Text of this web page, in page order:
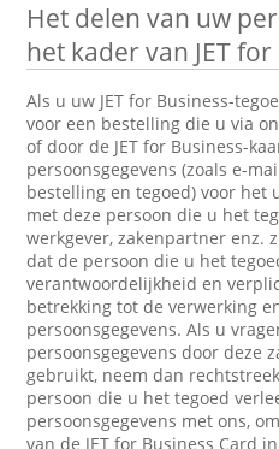
Het delen van uw
het kader van JET
Als u uw JET for Business-
voor een bestelling die u via
of door de JET for Business-
persoonsgegevens (zoals e-
bestelling en tegoed) voor het
met deze persoon die u het
werkgever, zakenpartner enz.
dat de persoon die u het
verantwoordelijkheid en
betrekking tot de verwerking
persoonsgegevens. Als u
persoonsgegevens door deze
gebruikt, neem dan
persoon die u het tegoed
persoonsgegevens met ons,
van de JET for Business Card